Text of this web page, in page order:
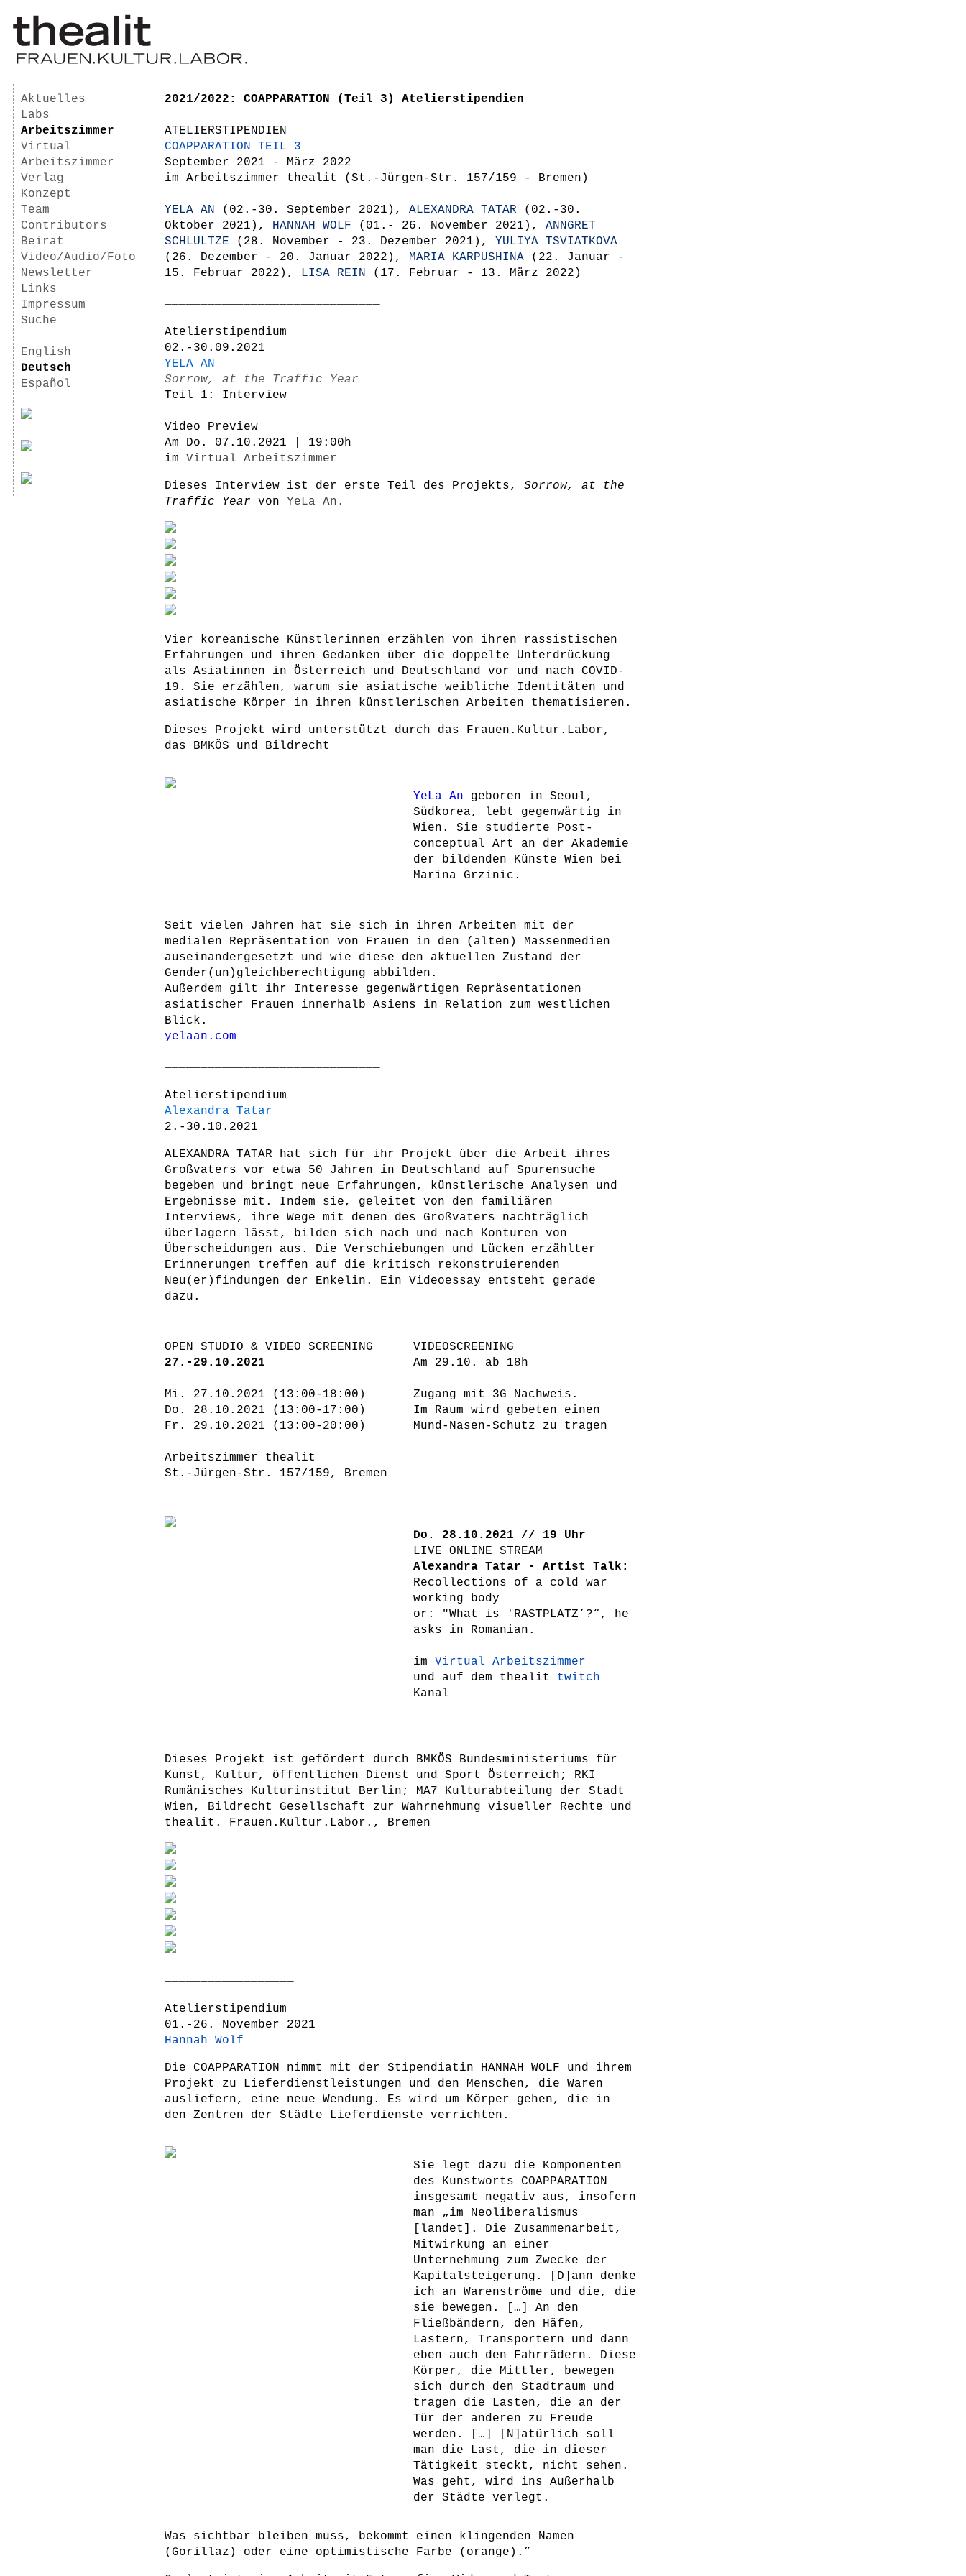
Aktuelles
Labs
Arbeitszimmer
Virtual
Arbeitszimmer
Verlag
Konzept
Team
Contributors
Beirat
Video/Audio/Foto
Newsletter
Links
Impressum
Suche
English
Deutsch
Español
2021/2022: COAPPARATION (Teil 3) Atelierstipendien
ATELIERSTIPENDIEN
COAPPARATION TEIL 3
September 2021 - März 2022
im Arbeitszimmer thealit (St.-Jürgen-Str. 157/159 - Bremen)
YELA AN (02.-30. September 2021), ALEXANDRA TATAR (02.-30.
Oktober 2021), HANNAH WOLF (01.- 26. November 2021), ANNGRET
SCHLULTZE (28. November - 23. Dezember 2021), YULIYA TSVIATKOVA
(26. Dezember - 20. Januar 2022), MARIA KARPUSHINA (22. Januar -
15. Februar 2022), LISA REIN (17. Februar - 13. März 2022)
Atelierstipendium
02.-30.09.2021
YELA AN
Sorrow, at the Traffic Year
Teil 1: Interview
Video Preview
Am Do. 07.10.2021 | 19:00h
im Virtual Arbeitszimmer
Dieses Interview ist der erste Teil des Projekts, Sorrow, at the
Traffic Year von YeLa An.
Vier koreanische Künstlerinnen erzählen von ihren rassistischen
Erfahrungen und ihren Gedanken über die doppelte Unterdrückung
als Asiatinnen in Österreich und Deutschland vor und nach COVID-
19. Sie erzählen, warum sie asiatische weibliche Identitäten und
asiatische Körper in ihren künstlerischen Arbeiten thematisieren.
Dieses Projekt wird unterstützt durch das Frauen.Kultur.Labor,
das BMKÖS und Bildrecht
YeLa An
geboren in Seoul,
Südkorea, lebt gegenwärtig in
Wien. Sie studierte Post-
conceptual Art an der Akademie
der bildenden Künste Wien bei
Marina Grzinic.
Seit vielen Jahren hat sie sich in ihren Arbeiten mit der
medialen Repräsentation von Frauen in den (alten) Massenmedien
auseinandergesetzt und wie diese den aktuellen Zustand der
Gender(un)gleichberechtigung abbilden.
Außerdem gilt ihr Interesse gegenwärtigen Repräsentationen
asiatischer Frauen innerhalb Asiens in Relation zum westlichen
Blick.
yelaan.com
Atelierstipendium
Alexandra Tatar
2.-30.10.2021
ALEXANDRA TATAR hat sich für ihr Projekt über die Arbeit ihres
Großvaters vor etwa 50 Jahren in Deutschland auf Spurensuche
begeben und bringt neue Erfahrungen, künstlerische Analysen und
Ergebnisse mit. Indem sie, geleitet von den familiären
Interviews, ihre Wege mit denen des Großvaters nachträglich
überlagern lässt, bilden sich nach und nach Konturen von
Überscheidungen aus. Die Verschiebungen und Lücken erzählter
Erinnerungen treffen auf die kritisch rekonstruierenden
Neu(er)findungen der Enkelin. Ein Videoessay entsteht gerade
dazu.
OPEN STUDIO & VIDEO SCREENING
27.-29.10.2021
Mi. 27.10.2021 (13:00-18:00)
Do. 28.10.2021 (13:00-17:00)
Fr. 29.10.2021 (13:00-20:00)
Arbeitszimmer thealit
St.-Jürgen-Str. 157/159, Bremen
VIDEOSCREENING
Am 29.10. ab 18h
Zugang mit 3G Nachweis.
Im Raum wird gebeten einen
Mund-Nasen-Schutz zu tragen
Do. 28.10.2021 // 19 Uhr
LIVE ONLINE STREAM
Alexandra Tatar - Artist Talk:
Recollections of a cold war
working body
or: "What is 'RASTPLATZ’?“, he
asks in Romanian.
im
Virtual Arbeitszimmer
und auf
dem thealit
twitch
Kanal
Dieses Projekt ist gefördert
durch BMKÖS Bundesministeriums für
Kunst, Kultur, öffentlichen Dienst und Sport Österreich; RKI
Rumänisches Kulturinstitut Berlin; MA7 Kulturabteilung der Stadt
Wien, Bildrecht Gesellschaft zur Wahrnehmung visueller Rechte und
thealit. Frauen.Kultur.Labor., Bremen
Atelierstipendium
01.-26. November 2021
Hannah Wolf
Die COAPPARATION nimmt mit der Stipendiatin HANNAH WOLF und ihrem
Projekt zu Lieferdienstleistungen und den Menschen, die Waren
ausliefern, eine neue Wendung. Es wird um Körper gehen, die in
den Zentren der Städte Lieferdienste verrichten.
Sie legt dazu die Komponenten
des Kunstworts COAPPARATION
insgesamt negativ aus, insofern
man „im Neoliberalismus
[landet]. Die Zusammenarbeit,
Mitwirkung an einer
Unternehmung zum Zwecke der
Kapitalsteigerung. [D]ann denke
ich an Warenströme und die, die
sie bewegen. […] An den
Fließbändern, den Häfen,
Lastern, Transportern und dann
eben auch den Fahrrädern. Diese
Körper, die Mittler, bewegen
sich durch den Stadtraum und
tragen die Lasten, die an der
Tür der anderen zu Freude
werden. […] [N]atürlich soll
man die Last, die in dieser
Tätigkeit steckt, nicht sehen.
Was geht, wird ins Außerhalb
der Städte verlegt.
Was sichtbar bleiben muss, bekommt einen klingenden Namen
(Gorillaz) oder eine optimistische Farbe (orange).”